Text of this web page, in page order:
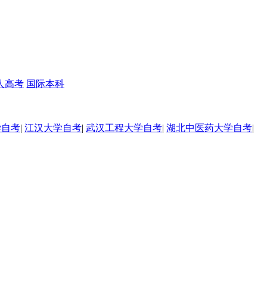
高考 国际本科
考| 江汉大学自考| 武汉工程大学自考| 湖北中医药大学自考|